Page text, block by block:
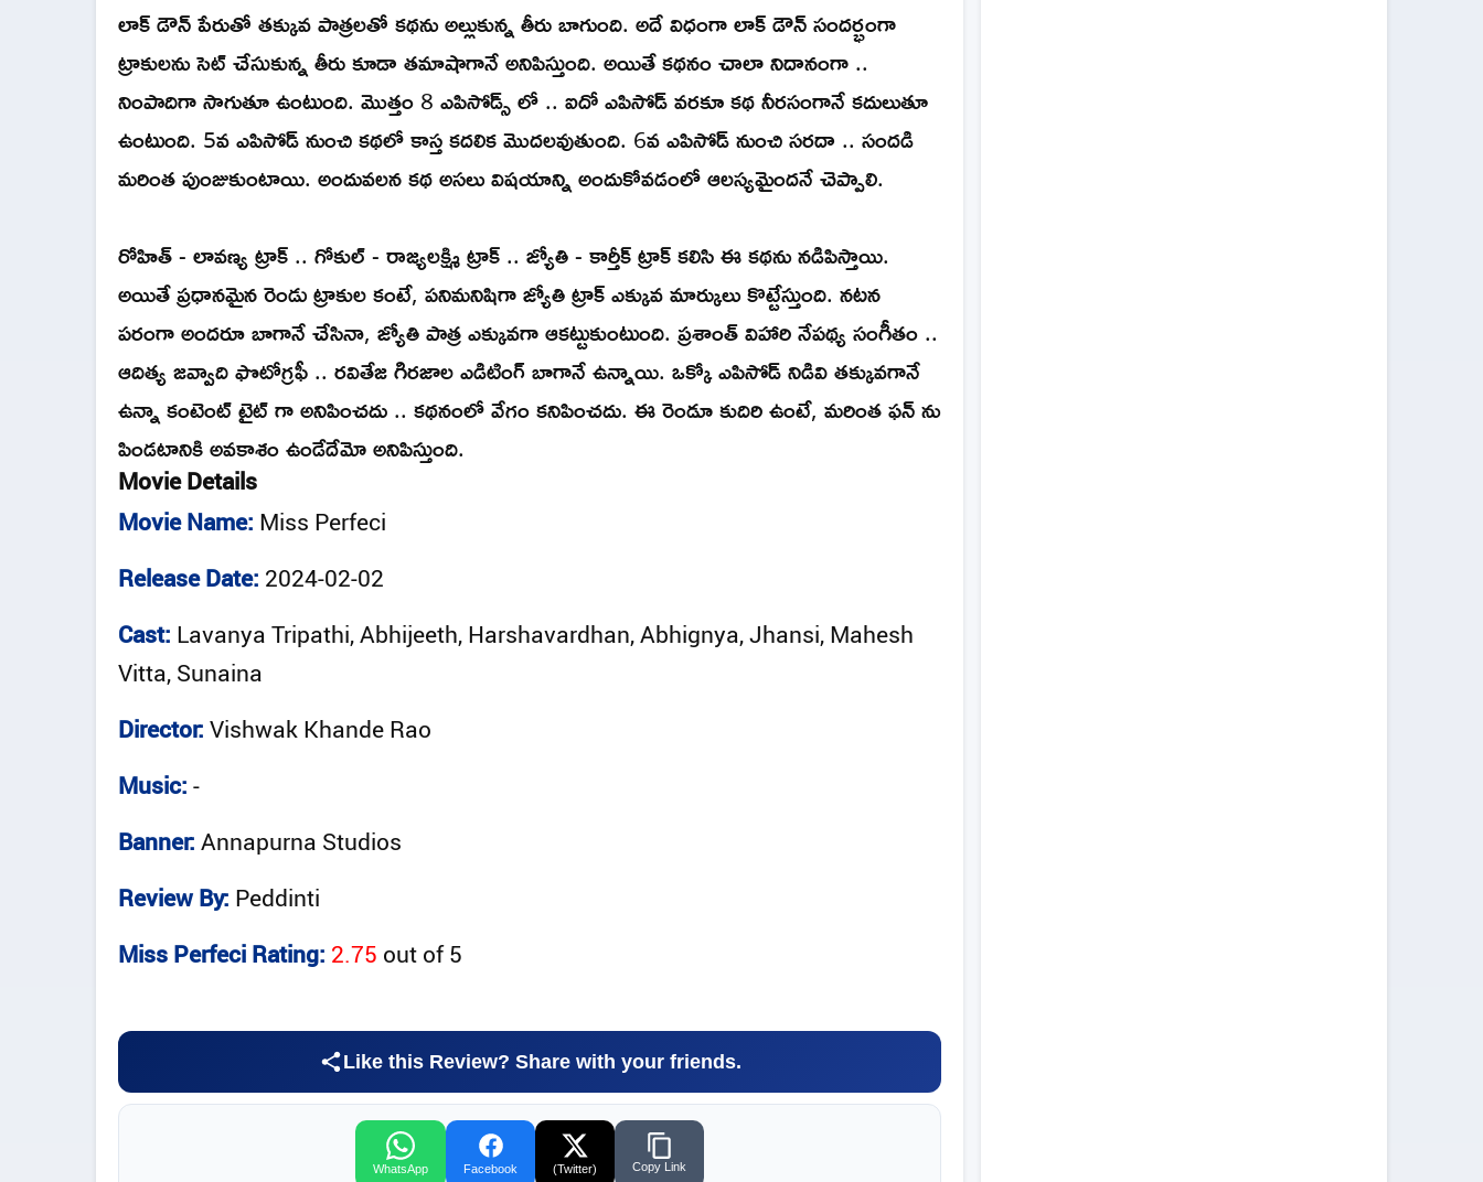
లాక్ డౌన్ పేరుతో తక్కువ పాత్రలతో కథను అల్లుకున్న తీరు బాగుంది. అదే విధంగా లాక్ డౌన్ సందర్భంగా
ట్రాకులను సెట్ చేసుకున్న తీరు కూడా తమాషాగానే అనిపిస్తుంది. అయితే కథనం చాలా నిదానంగా ..
నింపాదిగా సాగుతూ ఉంటుంది. మొత్తం 8 ఎపిసోడ్స్ లో .. ఐదో ఎపిసోడ్ వరకూ కథ నీరసంగానే కదులుతూ
ఉంటుంది. 5వ ఎపిసోడ్ నుంచి కథలో కాస్త కదలిక మొదలవుతుంది. 6వ ఎపిసోడ్ నుంచి సరదా .. సందడి
మరింత పుంజుకుంటాయి. అందువలన కథ అసలు విషయాన్ని అందుకోవడంలో ఆలస్యమైందనే చెప్పాలి.
రోహిత్ - లావణ్య ట్రాక్ .. గోకుల్ - రాజ్యలక్ష్మి ట్రాక్ .. జ్యోతి - కార్తీక్ ట్రాక్ కలిసి ఈ కథను నడిపిస్తాయి.
అయితే ప్రధానమైన రెండు ట్రాకుల కంటే, పనిమనిషిగా జ్యోతి ట్రాక్ ఎక్కువ మార్కులు కొట్టేస్తుంది. నటన
పరంగా అందరూ బాగానే చేసినా, జ్యోతి పాత్ర ఎక్కువగా ఆకట్టుకుంటుంది. ప్రశాంత్ విహారి నేపథ్య సంగీతం ..
ఆదిత్య జవ్వాది ఫొటోగ్రఫీ .. రవితేజ గిరజాల ఎడిటింగ్ బాగానే ఉన్నాయి. ఒక్కో ఎపిసోడ్ నిడివి తక్కువగానే
ఉన్నా కంటెంట్ టైట్ గా అనిపించదు .. కథనంలో వేగం కనిపించదు. ఈ రెండూ కుదిరి ఉంటే, మరింత ఫన్ ను
పిండటానికి అవకాశం ఉండేదేమో అనిపిస్తుంది.
Movie Details
Movie Name: Miss Perfeci
Release Date: 2024-02-02
Cast: Lavanya Tripathi, Abhijeeth, Harshavardhan, Abhignya, Jhansi, Mahesh
Vitta, Sunaina
Director: Vishwak Khande Rao
Music: -
Banner: Annapurna Studios
Review By: Peddinti
Miss Perfeci Rating: 2.75 out of5
Like this Review? Share with your friends.
WhatsApp Facebook (Twitter) Copy Link